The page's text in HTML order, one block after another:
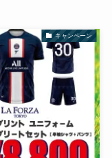
キャンペーン